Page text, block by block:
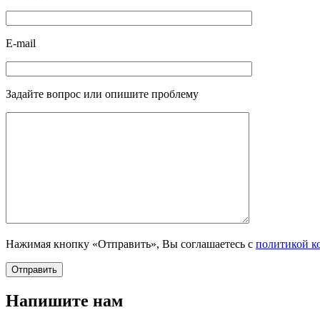
E-mail
Задайте вопрос или опишите проблему
Нажимая кнопку «Отправить», Вы соглашаетесь с политикой
Напишите нам